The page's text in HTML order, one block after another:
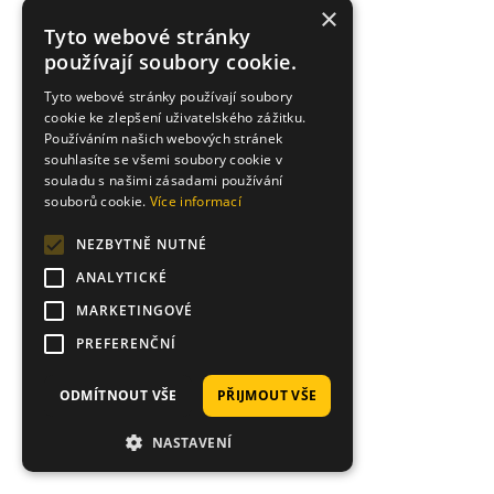
×
Tyto webové stránky
používají soubory cookie.
Tyto webové stránky používají soubory
cookie ke zlepšení uživatelského zážitku.
Používáním našich webových stránek
souhlasíte se všemi soubory cookie v
souladu s našimi zásadami používání
souborů cookie. Více informací
NEZBYTNĚ NUTNÉ
ANALYTICKÉ
MARKETINGOVÉ
PREFERENČNÍ
PŘIJMOUT VŠE
ODMÍTNOUT VŠE
NASTAVENÍ